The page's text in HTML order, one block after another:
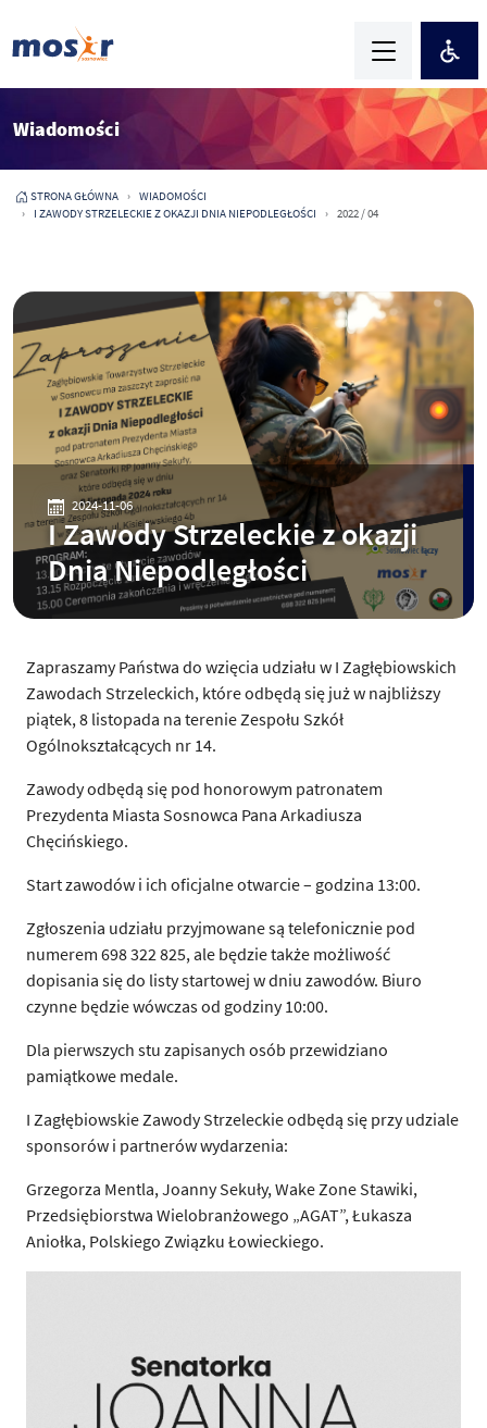
Wiadomości
STRONA GŁÓWNA
WIADOMOŚCI
I ZAWODY STRZELECKIE Z OKAZJI DNIA NIEPODLEGŁOŚCI
2022 / 04
2024-11-06
I Zawody Strzeleckie z okazji
Dnia Niepodległości
Zapraszamy Państwa do wzięcia udziału w I Zagłębiowskich
Zawodach Strzeleckich, które odbędą się już w najbliższy
piątek, 8 listopada na terenie Zespołu Szkół
Ogólnokształcących nr 14.
Zawody odbędą się pod honorowym patronatem
Prezydenta Miasta Sosnowca Pana Arkadiusza
Chęcińskiego.
Start zawodów i ich oficjalne otwarcie – godzina 13:00.
Zgłoszenia udziału przyjmowane są telefonicznie pod
numerem 698 322 825, ale będzie także możliwość
dopisania się do listy startowej w dniu zawodów. Biuro
czynne będzie wówczas od godziny 10:00.
Dla pierwszych stu zapisanych osób przewidziano
pamiątkowe medale.
I Zagłębiowskie Zawody Strzeleckie odbędą się przy udziale
sponsorów i partnerów wydarzenia:
Grzegorza Mentla, Joanny Sekuły, Wake Zone Stawiki,
Przedsiębiorstwa Wielobranżowego „AGAT”, Łukasza
Aniołka, Polskiego Związku Łowieckiego.